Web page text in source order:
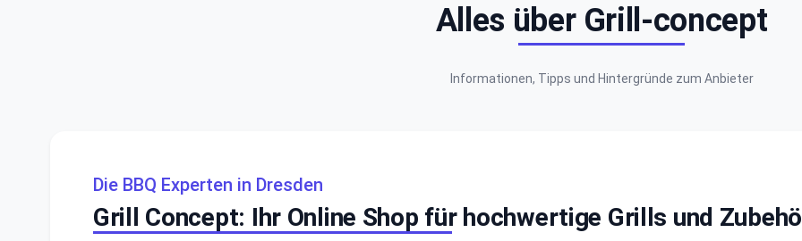
Alles über Grill-concept
Informationen, Tipps und Hintergründe zum Anbieter
Die BBQ Experten in Dresden
Grill Concept: Ihr Online Shop für hochwertige Grills und